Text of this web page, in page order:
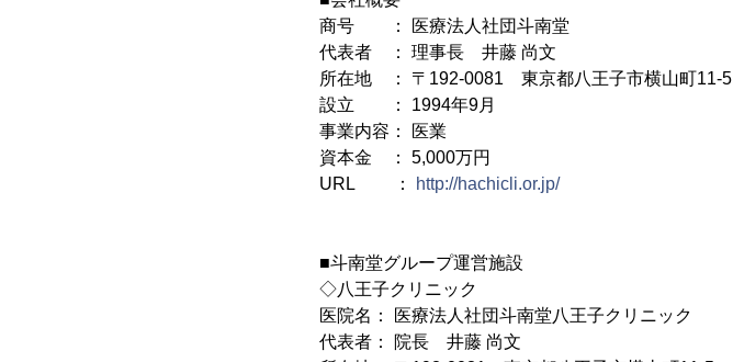
商号 ： 医療法人社団斗南堂
代表者 ： 理事長 井藤 尚文
所在地 ： 〒192-0081 東京都八王子市横山町11-5
設立 ： 1994年9月
事業内容： 医業
資本金 ： 5,000万円
URL ：
http://hachicli.or.jp/
■斗南堂グループ運営施設
◇八王子クリニック
医院名： 医療法人社団斗南堂八王子クリニック
代表者： 院長 井藤 尚文